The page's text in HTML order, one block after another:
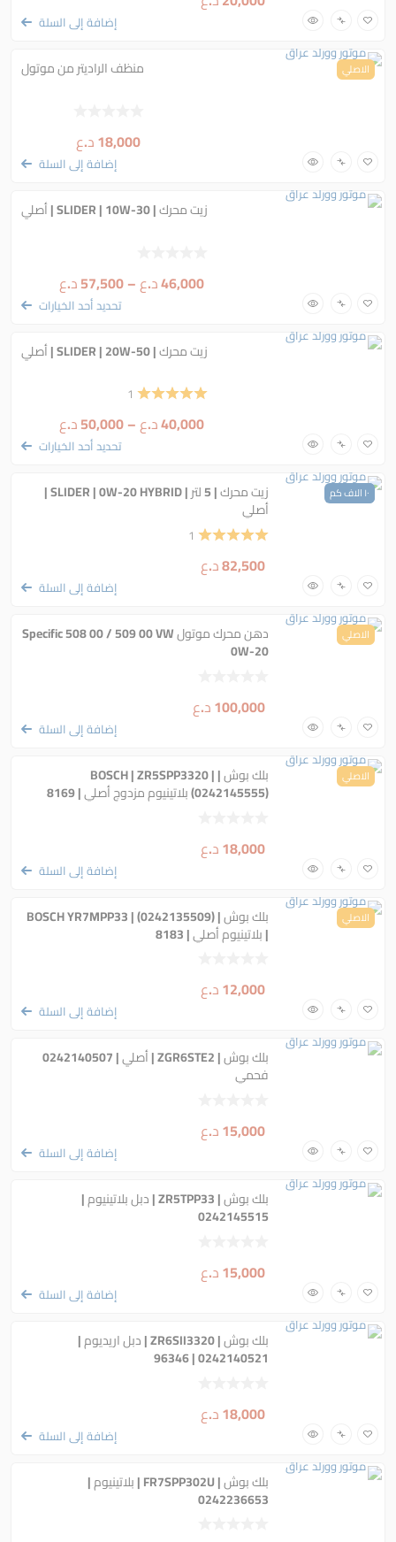
إضافة إلى السلة
الاصلي منظف الراديتر من موتول
18,000د.ع
إضافة إلى السلة
زيت محرك | SLIDER | 10W-30 | أصلي
46,000د.ع–
57,500د.ع
تحديد أحد الخيارات
زيت محرك | SLIDER | 20W-50 | أصلي
1
40,000د.ع–
50,000د.ع
تحديد أحد الخيارات
ضمان١٠ الاف كم زيت محرك | 5 لتر | SLIDER | 0W-20 HYBRID |
أصلي
1
82,500د.ع
إضافة إلى السلة
الاصلي دهن محرك موتول Specific 508 00 / 509 00 VW
0W-20
100,000د.ع
إضافة إلى السلة
الاصلي بلك بوش | BOSCH | ZR5SPP3320 |
(0242145555) بلاتينيوم مزدوج أصلي | 8169
18,000د.ع
إضافة إلى السلة
الاصلي بلك بوش | BOSCH YR7MPP33 | (0242135509)
| بلاتينيوم أصلي | 8183
12,000د.ع
إضافة إلى السلة
بلك بوش | ZGR6STE2 | أصلي | 0242140507
فحمي
15,000د.ع
إضافة إلى السلة
بلك بوش | ZR5TPP33 | دبل بلاتينيوم |
0242145515
15,000د.ع
إضافة إلى السلة
بلك بوش | ZR6SII3320 | دبل اريديوم |
0242140521 | 96346
18,000د.ع
إضافة إلى السلة
بلك بوش | FR7SPP302U | بلاتينيوم |
0242236653